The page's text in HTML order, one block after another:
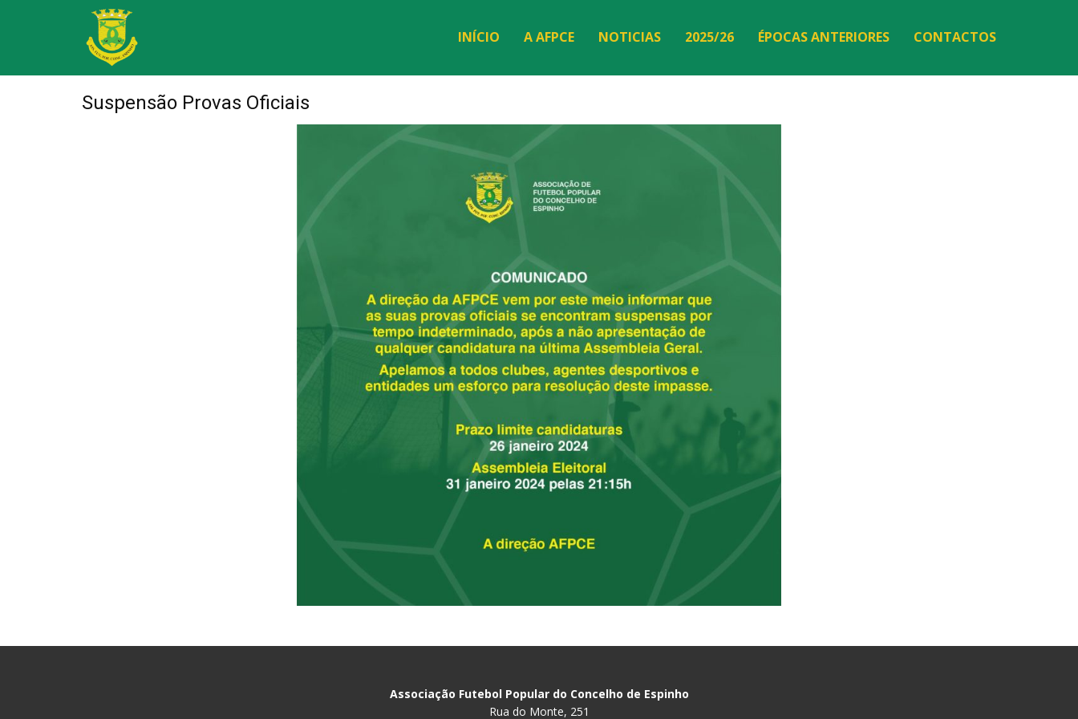
INÍCIO A AFPCE NOTICIAS 2025/26 ÉPOCAS ANTERIORES CONTACTOS
Suspensão Provas Oficiais
Associação Futebol Popular do Concelho de Espinho
Rua do Monte, 251